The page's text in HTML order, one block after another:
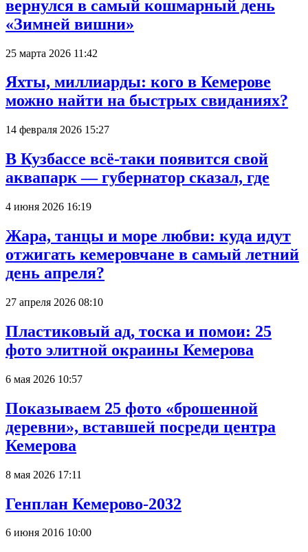
вернулся в самый кошмарный день
«Зимней вишни»
25 марта 2026 11:42
Яхты, миллиарды: кого в Кемерове
можно найти на быстрых свиданиях?
14 февраля 2026 15:27
В Кузбассе всё-таки появится свой
аквапарк — губернатор сказал, где
4 июня 2026 16:19
Жара, танцы и море любви: куда идут
отжигать кемеровчане в самый летний
день апреля?
27 апреля 2026 08:10
Пластиковый ад, тоска и помои: 25
фото элитной окраины Кемерова
6 мая 2026 10:57
Показываем 25 фото «брошенной
деревни», вставшей посреди центра
Кемерова
8 мая 2026 17:11
Генплан Кемерово-2032
6 июня 2016 10:00